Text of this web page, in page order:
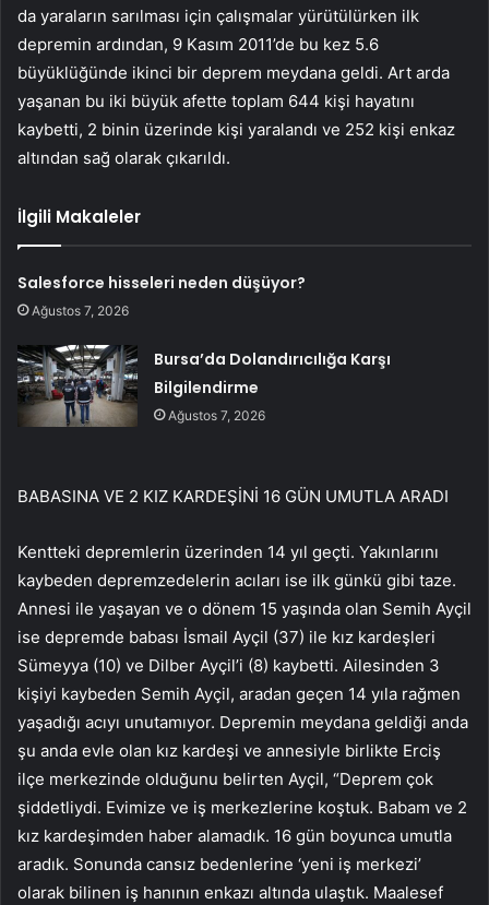
da yaraların sarılması için çalışmalar yürütülürken ilk
depremin ardından, 9 Kasım 2011’de bu kez 5.6
büyüklüğünde ikinci bir deprem meydana geldi. Art arda
yaşanan bu iki büyük afette toplam 644 kişi hayatını
kaybetti, 2 binin üzerinde kişi yaralandı ve 252 kişi enkaz
altından sağ olarak çıkarıldı.
İlgili Makaleler
Salesforce hisseleri neden düşüyor?
Ağustos 7, 2026
Bursa’da Dolandırıcılığa Karşı
Bilgilendirme
Ağustos 7, 2026
BABASINA VE 2 KIZ KARDEŞİNİ 16 GÜN UMUTLA ARADI
Kentteki depremlerin üzerinden 14 yıl geçti. Yakınlarını
kaybeden depremzedelerin acıları ise ilk günkü gibi taze.
Annesi ile yaşayan ve o dönem 15 yaşında olan Semih Ayçil
ise depremde babası İsmail Ayçil (37) ile kız kardeşleri
Sümeyya (10) ve Dilber Ayçil’i (8) kaybetti. Ailesinden 3
kişiyi kaybeden Semih Ayçil, aradan geçen 14 yıla rağmen
yaşadığı acıyı unutamıyor. Depremin meydana geldiği anda
şu anda evle olan kız kardeşi ve annesiyle birlikte Erciş
ilçe merkezinde olduğunu belirten Ayçil, “Deprem çok
şiddetliydi. Evimize ve iş merkezlerine koştuk. Babam ve 2
kız kardeşimden haber alamadık. 16 gün boyunca umutla
aradık. Sonunda cansız bedenlerine ‘yeni iş merkezi’
olarak bilinen iş hanının enkazı altında ulaştık. Maalesef